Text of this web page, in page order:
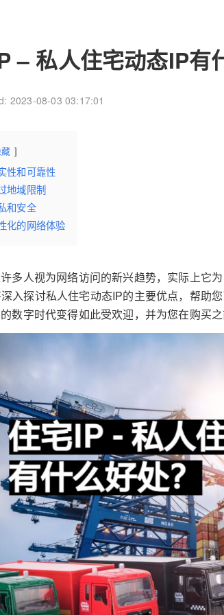
– 私人住宅动态IP有
2023-08-03 03:17:01
性和可靠性
地域限制
和安全
化的网络体验
多人视为网络访问的新兴趋势，实际上它
入探讨私人住宅动态IP的主要优点，帮助
数字时代变得如此受欢迎，并为您在购买之